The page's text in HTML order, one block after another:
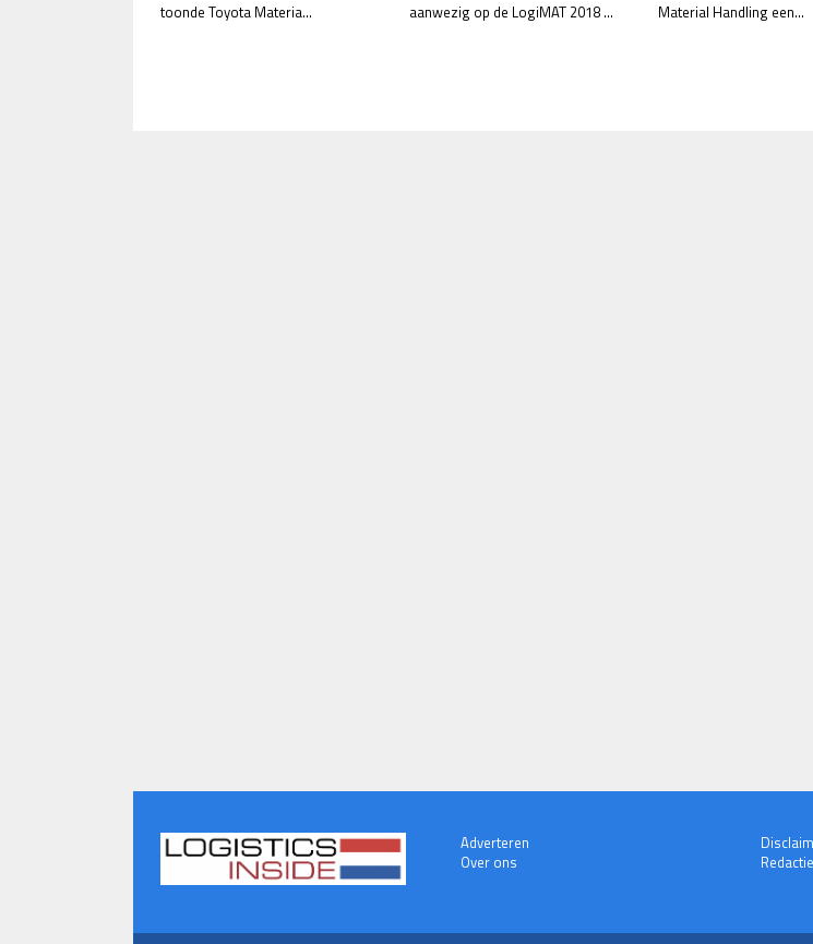
toonde Toyota Materia...
aanwezig op de LogiMAT 2018 ...
Material Handling een...
Adverteren
Over ons
Redactie